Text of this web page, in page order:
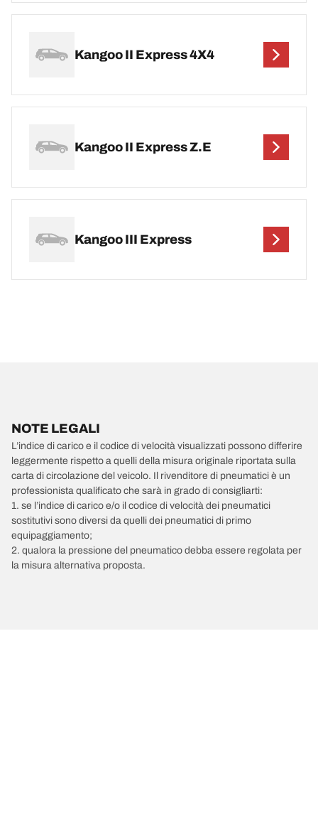
Kangoo II Express 4X4
Kangoo II Express Z.E
Kangoo III Express
NOTE LEGALI
L’indice di carico e il codice di velocità visualizzati possono differire
leggermente rispetto a quelli della misura originale riportata sulla
carta di circolazione del veicolo. Il rivenditore di pneumatici è un
professionista qualificato che sarà in grado di consigliarti:
1. se l’indice di carico e/o il codice di velocità dei pneumatici
sostitutivi sono diversi da quelli dei pneumatici di primo
equipaggiamento;
2. qualora la pressione del pneumatico debba essere regolata per
la misura alternativa proposta.